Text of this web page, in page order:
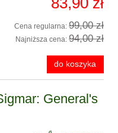
Cena regularna: 99,00 zł
Najniższa cena: 94,00 zł
do koszyka
General's